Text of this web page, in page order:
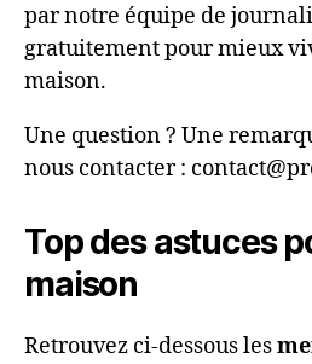
par notre équipe de
gratuitement pour mieux
maison.
Une question ? Une
nous contacter :
Top des astuces
maison
Retrouvez ci-dessous les